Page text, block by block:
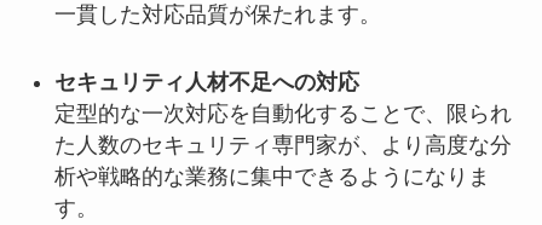
一貫した対応品質が保たれます。
セキュリティ人材不足への対応
定型的な一次対応を自動化することで、限られ
た人数のセキュリティ専門家が、より高度な分
析や戦略的な業務に集中できるようになりま
す。